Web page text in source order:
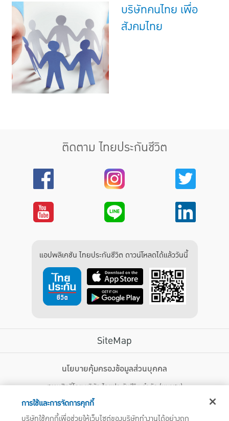
บริษัทคนไทย เพื่อ
สังคมไทย
ติดตาม ไทยประกันชีวิต
แอปพลิเคชัน ไทยประกันชีวิต ดาวน์โหลดได้แล้ววันนี้
SiteMap
ไทยประกันชีวิต HEALTH CARE SOLUTIONS
สิทธิพิเศษ
แอปพลิเคชัน ไทยประกันชีวิต
นโยบายคุ้มครองข้อมูลส่วนบุคคล
สงวนสิทธิ์โดย บริษัท ไทยประกันชีวิต จำกัด (มหาชน)
123 ถนน รัชดาภิเษก แขวงดินแดง เขตดินแดง กรุงเทพฯ 10400 โทรศัพท์ 02-
การใช้และการจัดการคุกกี้
บริษัทใช้คุกกี้เพื่อช่วยให้เว็บไซต์ของบริษัททำงานได้อย่างถูก